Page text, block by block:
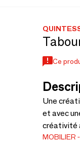
Ce
Une
et avec
créativité
MOBILIER